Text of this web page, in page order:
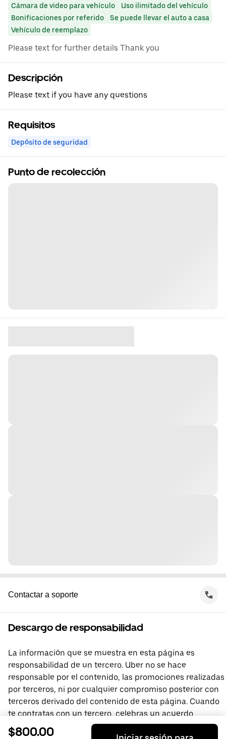
Cámara de video para vehículo
Uso ilimitado del vehículo
Bonificaciones por referido
Se puede llevar el auto a casa
Vehículo de reemplazo
Please text for further details Thank you
Descripción
Please text if you have any questions
Requisitos
Depósito de seguridad
Punto de recolección
Contactar a soporte
Descargo de responsabilidad
La información que se muestra en esta página es
responsabilidad de un tercero. Uber no se hace
responsable por el contenido, las promociones realizadas
por terceros, ni por cualquier compromiso posterior con
terceros derivado del contenido de esta página. Cuando
te contratas con un tercero, celebras un acuerdo
directamente con él, del que Uber no forma parte. Si
$800.00